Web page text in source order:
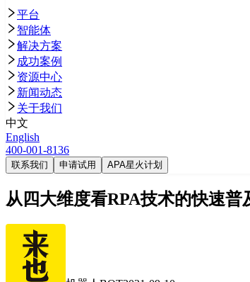
平台
智能体
解决方案
成功案例
资源中心
新闻动态
关于我们
中文
English
400-001-8136
联系我们 申请试用 APA星火计划
从四大维度看RPA技术的快速普